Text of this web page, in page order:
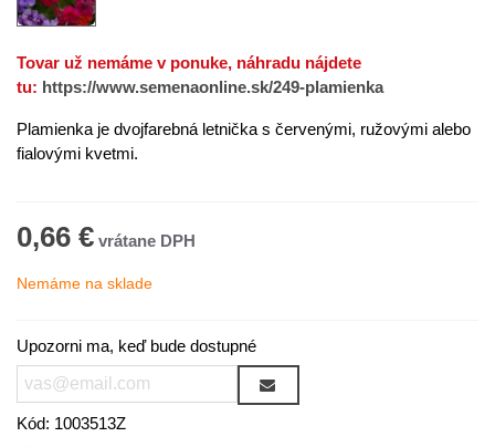
Tovar už nemáme v ponuke, náhradu nájdete
tu: https://www.semenaonline.sk/249-plamienka
Plamienka je dvojfarebná letnička s červenými, ružovými alebo
fialovými kvetmi.
0,66 €
Nemáme na sklade
Upozorni ma, keď bude dostupné
Kód: 1003513Z